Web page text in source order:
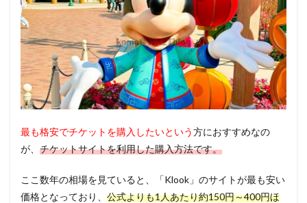
最も格安でチケットを購入したいという方におすすめなの
が、 チケットサイトを利用した購入方法です。
ここ数年の相場を見ていると、
「Klook」のサイトが最も安い
価格となっており、 公式よりも1人あたり約150円～400円ほ